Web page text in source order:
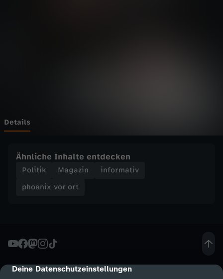
cmp-dialog-description
Deine Datenschutzeinstellungen
t
G
n
d
Details
Ähnliche Inhalte entdecken
Politik Magazin
informativ
phoenix vor ort